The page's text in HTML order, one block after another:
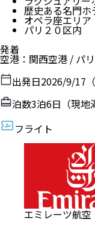
歴史ある名門ホ
オペラ座エリア
パリ２０区内
発着
空港 ： 関西空港 / パ
出発日2026/9/17（
泊数3泊6日（現地
フライト
エミレーツ航空